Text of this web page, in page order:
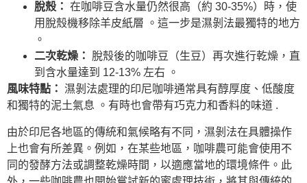
脫殼： 在咖啡豆含水量仍然很高（約 30-35%）時，使
用脫殼機移除羊皮紙層 。這一步是濕剝法最獨特的地方
。
二次乾燥：
脫殼後的咖啡豆（生豆）再次進行乾燥，直
到含水量達到 12-13% 左右 。
風味特點： 濕剝法處理的印尼咖啡通常具有醇厚度、低酸度
和獨特的泥土氣息 。有時也會帶有巧克力和香料的味道 .
由於印尼各地區的傳統和氣候略有不同，濕剝法在具體操作
上也會有所差異。例如，在某些地區，咖啡農可能會使用不
同的發酵方法或調整乾燥時間，以適應當地的環境條件。此